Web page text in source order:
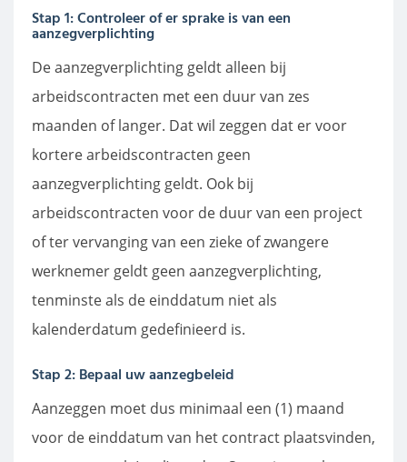
Stap 1: Controleer of er sprake is van een
aanzegverplichting
De aanzegverplichting geldt alleen bij
arbeidscontracten met een duur van zes
maanden of langer. Dat wil zeggen dat er voor
kortere arbeidscontracten geen
aanzegverplichting geldt. Ook bij
arbeidscontracten voor de duur van een project
of ter vervanging van een zieke of zwangere
werknemer geldt geen aanzegverplichting,
tenminste als de einddatum niet als
kalenderdatum gedefinieerd is.
Stap 2: Bepaal uw aanzegbeleid
Aanzeggen moet dus minimaal een (1) maand
voor de einddatum van het contract plaatsvinden,